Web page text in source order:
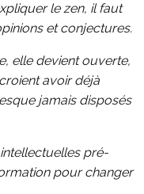
le zen, il faut
et conjectures.
elle devient ouverte,
avoir déjà
jamais disposés
pré-
pour changer